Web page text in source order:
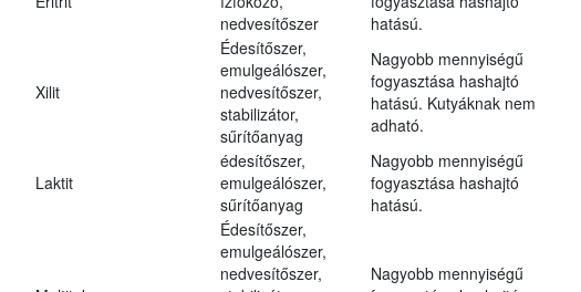
nedvesítőszer
hatású.
Xilit
Édesítőszer,
emulgeálószer,
nedvesítőszer,
stabilizátor,
sűrítőanyag
Nagyobb mennyiségű
fogyasztása hashajtó
hatású. Kutyáknak nem
adható.
Laktit
édesítőszer,
emulgeálószer,
sűrítőanyag
Nagyobb mennyiségű
fogyasztása hashajtó
hatású.
Édesítőszer,
emulgeálószer,
nedvesítőszer,
Nagyobb mennyiségű